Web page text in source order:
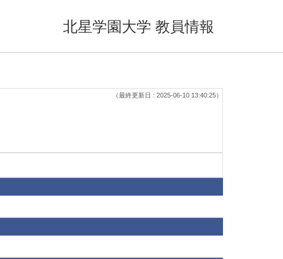
北星学園大学 教員情報
（最終更新日 : 2025-06-10 13:40:25）